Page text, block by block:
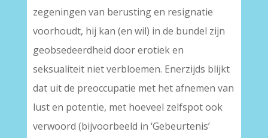
zegeningen van berusting en resignatie
voorhoudt, hij kan (en wil) in de bundel zijn
geobsedeerdheid door erotiek en
seksualiteit niet verbloemen. Enerzijds blijkt
dat uit de preoccupatie met het afnemen van
lust en potentie, met hoeveel zelfspot ook
verwoord (bijvoorbeeld in ‘Gebeurtenis’